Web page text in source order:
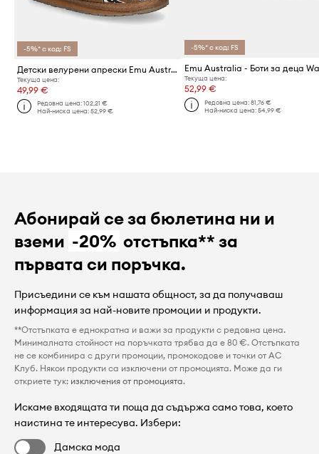
-5%* с код: FS
Детски велурени апрески Emu Australia Shaun The Sheep Print
Текуща цена:
49,99 €
Редовна цена:102,21 €
Най-ниска цена:52,99 €
-5%* с код: FS
Текуща цена:
52,99 €
Редовна цена: 81,76 €
Най-ниска цена: 54,99 €
Абонирай се за бюлетина ни и
вземи -20% отстъпка** за
първата си поръчка.
Присъедини се към нашата общност, за да получаваш
информация за най-новите промоции и продукти.
**Отстъпката е еднократна и важи за продукти с редовна цена.
Минималната стойност на поръчката трябва да е 80 €. Отстъпката
не се комбинира с други промоции, промокодове и точки от AC
Клуб. Някои продукти са изключени от промоцията. Може да ги
откриете тук: изключения от промоцията.
Искаме входящата ти поща да съдържа само това, което
наистина те интересува. Избери:
Дамска мода